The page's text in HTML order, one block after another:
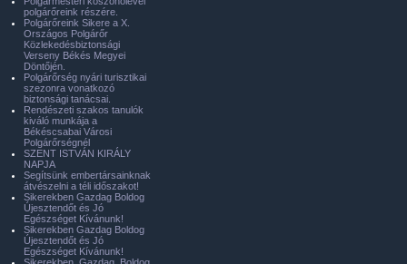
polgárőreink részére.
Polgárőreink Sikere a X.
Országos Polgárőr
Közlekedésbiztonsági
Verseny Békés Megyei
Döntőjén.
Polgárőrség nyári turisztikai
szezonra vonatkozó
biztonsági tanácsai.
Rendészeti szakos tanulók
kiváló munkája a
Békéscsabai Városi
Polgárőrségnél
SZENT ISTVÁN KIRÁLY
NAPJA
Segítsünk embertársainknak
átvészelni a téli időszakot!
Sikerekben Gazdag Boldog
Újesztendőt és Jó
Egészséget Kívánunk!
Sikerekben Gazdag Boldog
Újesztendőt és Jó
Egészséget Kívánunk!